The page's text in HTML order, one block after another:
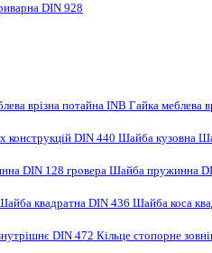
DIN 928
врізна потайна INB Гайка меблева
конструкцій DIN 440 Шайба кузовна
DIN 128 гровера Шайба пружинна
квадратна DIN 436 Шайба коса
DIN 472 Кільце стопорне